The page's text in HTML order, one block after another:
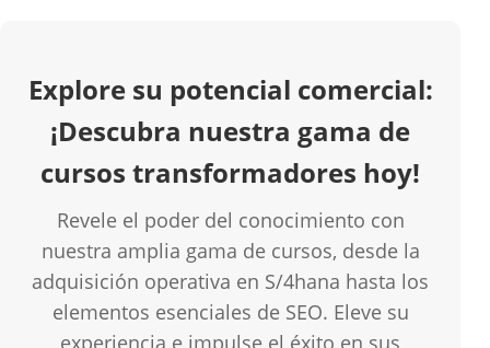
o
Explore su potencial comercial:
¡Descubra nuestra gama de
cursos transformadores hoy!
Revele el poder del conocimiento con
nuestra amplia gama de cursos, desde la
adquisición operativa en S/4hana hasta los
elementos esenciales de SEO. Eleve su